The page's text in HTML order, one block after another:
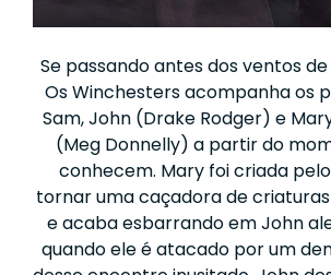
Se passando antes dos ventos
Os Winchesters acompanha os
Sam, John (Drake Rodger) e
(Meg Donnelly) a partir do
conhecem. Mary foi criada
tornar uma caçadora de
e acaba esbarrando em John
quando ele é atacado por um